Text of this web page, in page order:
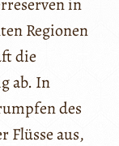
Regionen
die
ab. In
des
Flüsse aus,